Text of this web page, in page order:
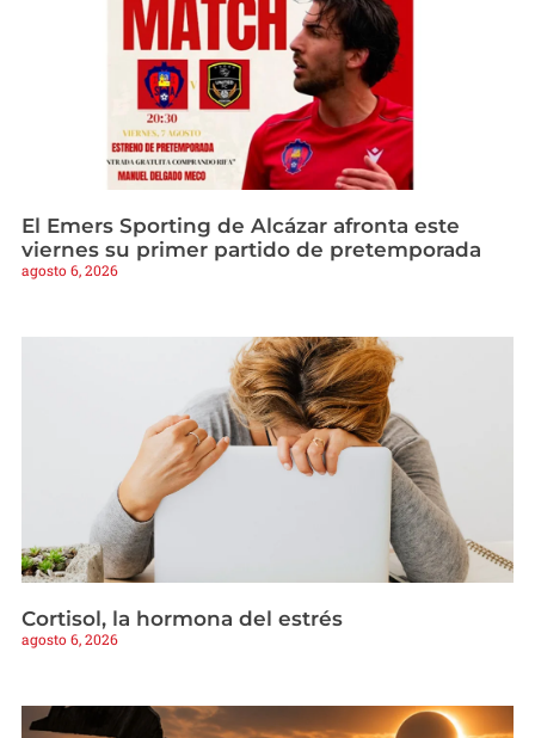
El Emers Sporting de Alcázar afronta este
viernes su primer partido de pretemporada
agosto 6, 2026
Cortisol, la hormona del estrés
agosto 6, 2026